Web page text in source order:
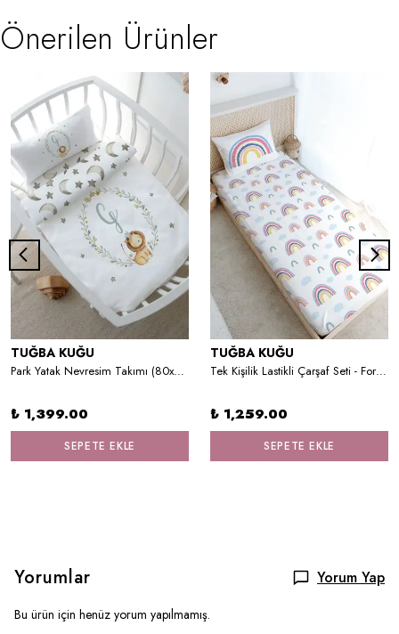
Önerilen Ürünler
TUĞBA KUĞU
Park Yatak Nevresim Takımı (80x120) - Little Lion Series - GHarfi
₺ 1,399.00
SEPETE EKLE
TUĞBA KUĞU
Tek Kişilik Lastikli Çarşaf Seti - For Baby Serisi - Pembe Gökkuşağı
₺ 1,259.00
SEPETE EKLE
Yorumlar Yorum Yap
Bu ürün için henüz yorum yapılmamış.